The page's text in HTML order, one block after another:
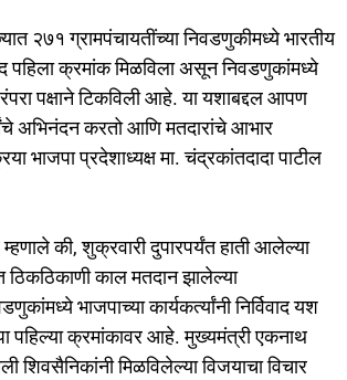
२७१ ग्रामपंचायतींच्या निवडणुकीमध्ये भारतीय
पहिला क्रमांक मिळविला असून निवडणुकांमध्ये
पक्षाने टिकविली आहे. या यशाबद्दल आपण
अभिनंदन करतो आणि मतदारांचे आभार
भाजपा प्रदेशाध्यक्ष मा. चंद्रकांतदादा पाटील
की, शुक्रवारी दुपारपर्यंत हाती आलेल्या
ठिकठिकाणी काल मतदान झालेल्या
भाजपाच्या कार्यकर्त्यांनी निर्विवाद यश
पहिल्या क्रमांकावर आहे. मुख्यमंत्री एकनाथ
शिवसैनिकांनी मिळविलेल्या विजयाचा विचार